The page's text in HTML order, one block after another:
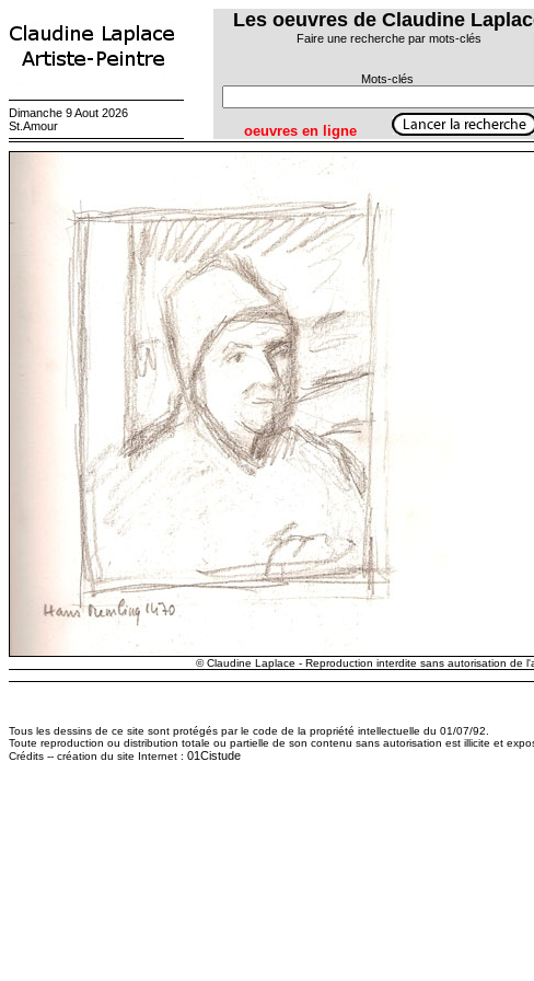
Les oeuvres de Claudine
Faire une recherche par mots-clés
Mots-clés
oeuvres en ligne
Dimanche 9 Aout 2026
St.Amour
© Claudine Laplace - Reproduction interdite sans autorisation de
Tous les dessins de ce site sont protégés par le code de la propriété intellectuelle du 01/07/92.
Toute reproduction ou distribution totale ou partielle de son contenu sans autorisation est illicite et
Crédits -- création du site Internet : 01Cistude